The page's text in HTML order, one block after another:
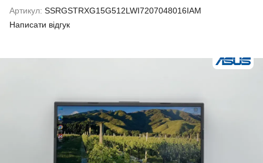
Артикул: SSRGSTRXG15G512LWI7207048016IAM
Написати відгук